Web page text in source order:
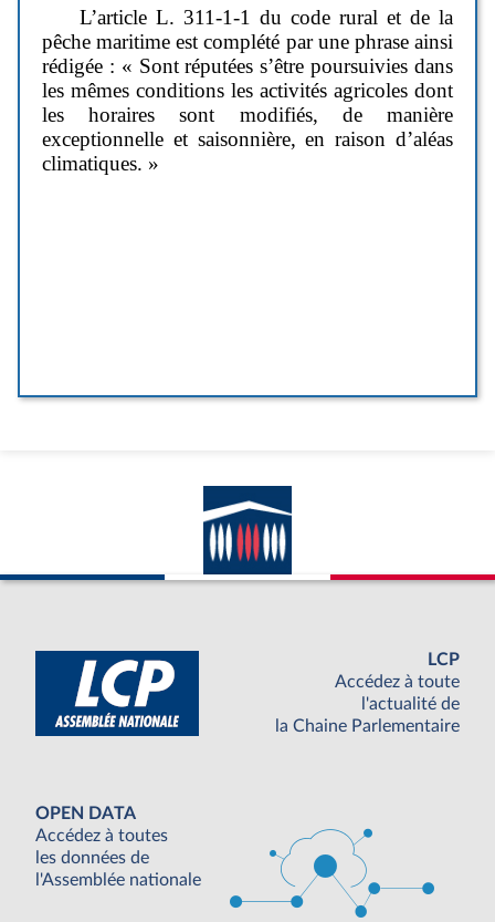
LCP
Accédez à toute
l'actualité de
la Chaine Parlementaire
OPEN DATA
Accédez à toutes
les données de
l'Assemblée nationale